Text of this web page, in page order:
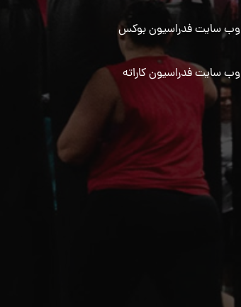
وب سایت فدراسیون بوکس
وب سایت فدراسیون کاراته